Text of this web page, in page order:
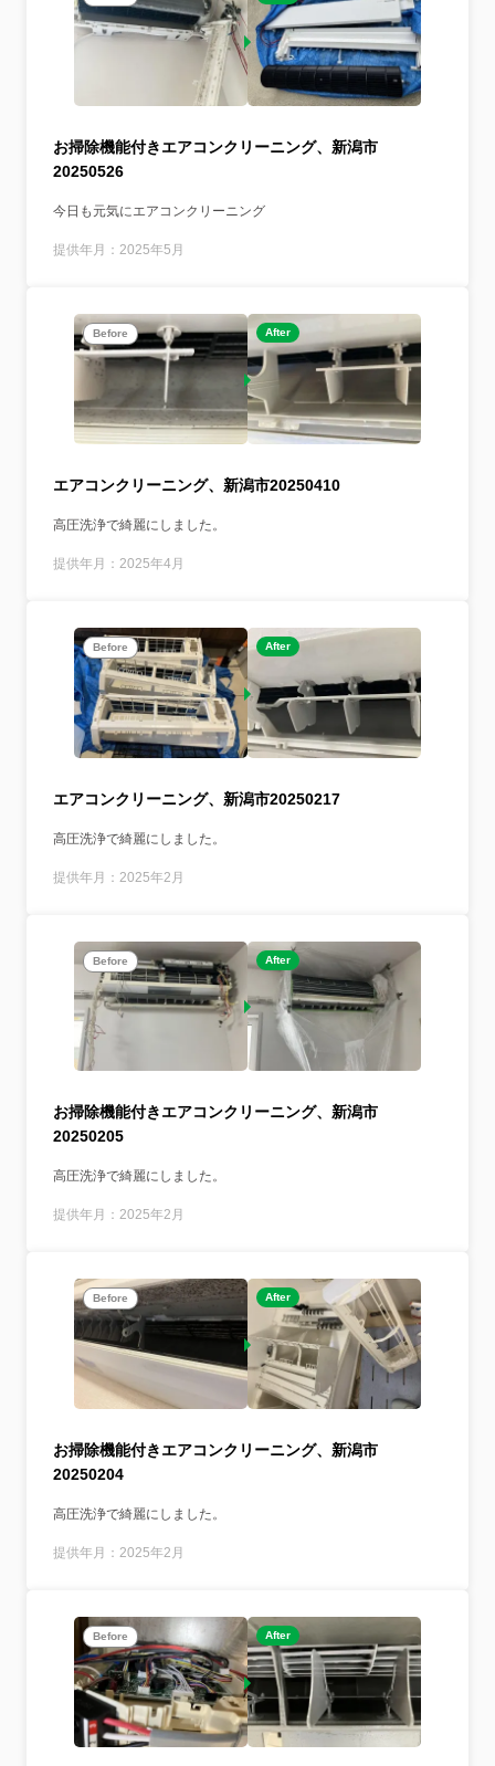
お掃除機能付きエアコンクリーニング、新潟市
20250526
今日も元気にエアコンクリーニング
提供年月：2025年5月
Before After
エアコンクリーニング、新潟市20250410
高圧洗浄で綺麗にしました。
提供年月：2025年4月
Before After
エアコンクリーニング、新潟市20250217
高圧洗浄で綺麗にしました。
提供年月：2025年2月
Before After
お掃除機能付きエアコンクリーニング、新潟市
20250205
高圧洗浄で綺麗にしました。
提供年月：2025年2月
Before After
お掃除機能付きエアコンクリーニング、新潟市
20250204
高圧洗浄で綺麗にしました。
提供年月：2025年2月
Before After